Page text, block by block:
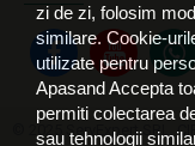
zi de zi, folosim
similare. Cookie-
utilizate pentru
Apasand Accepta
permiti colectarea
sau tehnologii
© 2025 ServExpert SRL,